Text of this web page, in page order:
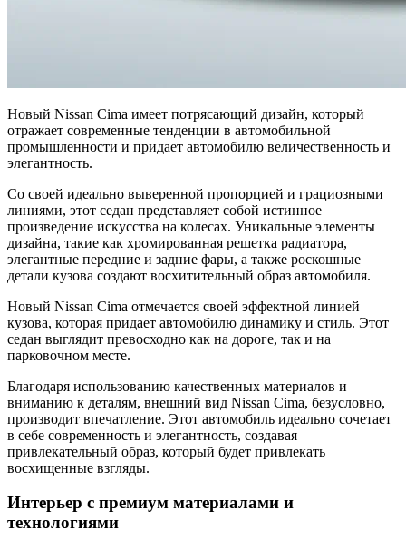
Новый Nissan Cima имеет потрясающий дизайн, который
отражает современные тенденции в автомобильной
промышленности и придает автомобилю величественность и
элегантность.
Со своей идеально выверенной пропорцией и грациозными
линиями, этот седан представляет собой истинное
произведение искусства на колесах. Уникальные элементы
дизайна, такие как хромированная решетка радиатора,
элегантные передние и задние фары, а также роскошные
детали кузова создают восхитительный образ автомобиля.
Новый Nissan Cima отмечается своей эффектной линией
кузова, которая придает автомобилю динамику и стиль. Этот
седан выглядит превосходно как на дороге, так и на
парковочном месте.
Благодаря использованию качественных материалов и
вниманию к деталям, внешний вид Nissan Cima, безусловно,
производит впечатление. Этот автомобиль идеально сочетает
в себе современность и элегантность, создавая
привлекательный образ, который будет привлекать
восхищенные взгляды.
Интерьер с премиум материалами и
технологиями